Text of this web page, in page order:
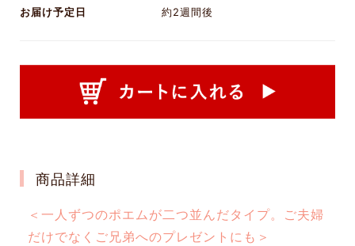
お届け予定日
約2週間後
商品詳細
＜一人ずつのポエムが二つ並んだタイプ。ご夫婦
だけでなくご兄弟へのプレゼントにも＞